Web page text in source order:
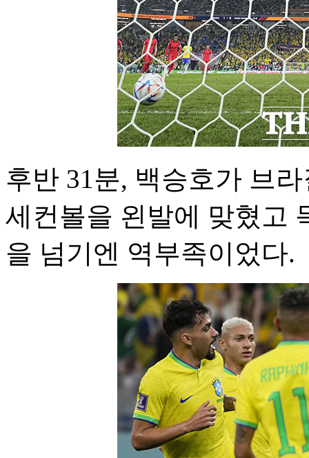
후반 31분, 백승호가 브
세컨볼을 왼발에 맞혔고
을 넘기엔 역부족이었다.